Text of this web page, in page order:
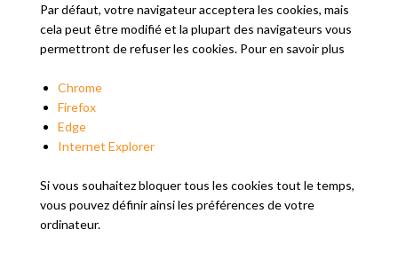
Par défaut, votre navigateur acceptera les cookies, mais
cela peut être modifié et la plupart des navigateurs vous
permettront de refuser les cookies. Pour en savoir plus
Chrome
Firefox
Edge
Internet Explorer
Si vous souhaitez bloquer tous les cookies tout le temps,
vous pouvez définir ainsi les préférences de votre
ordinateur.